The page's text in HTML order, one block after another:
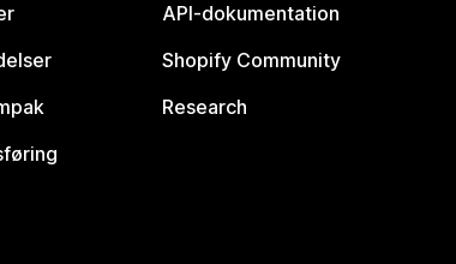
API-dokumentation
Shopify Community
Research